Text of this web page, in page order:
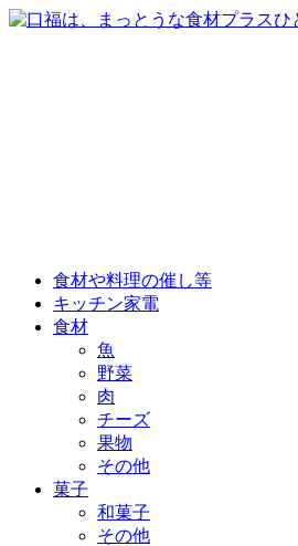
食材や料理の催し等
キッチン家電
食材
魚
野菜
肉
チーズ
果物
その他
菓子
和菓子
その他